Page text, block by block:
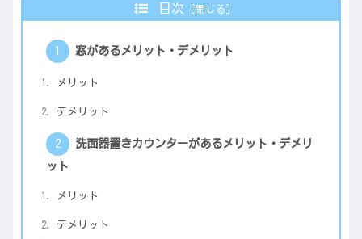
目次
窓があるメリット・デメリット
メリット
デメリット
洗面器置きカウンターがあるメリット・デメリ
ット
メリット
デメリット